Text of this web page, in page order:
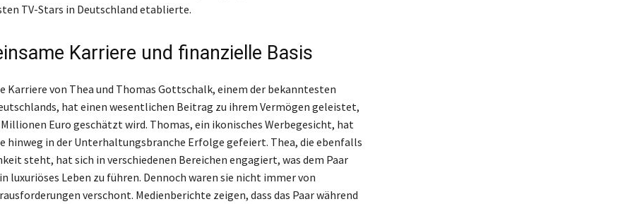
TV-Stars in Deutschland etablierte.
Karriere und finanzielle Basis
Karriere von Thea und Thomas Gottschalk, einem der bekanntesten
hat einen wesentlichen Beitrag zu ihrem Vermögen geleistet,
Millionen Euro geschätzt wird. Thomas, ein ikonisches Werbegesicht, hat
hinweg in der Unterhaltungsbranche Erfolge gefeiert. Thea, die ebenfalls
steht, hat sich in verschiedenen Bereichen engagiert, was dem Paar
luxuriöses Leben zu führen. Dennoch waren sie nicht immer von
verschont. Medienberichte zeigen, dass das Paar während